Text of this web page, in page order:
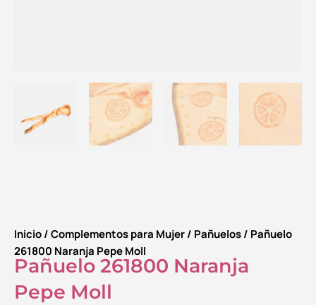
Inicio/Complementos para Mujer/ Pañuelos/ Pañuelo
261800 Naranja Pepe Moll
Pañuelo 261800 Naranja
Pepe Moll